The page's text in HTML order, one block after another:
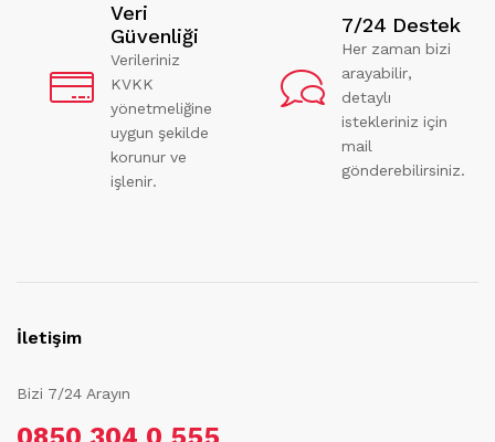
Veri
Güvenliği
Verileriniz
KVKK
yönetmeliğine
uygun şekilde
korunur ve
işlenir.
7/24 Destek
Her zaman bizi
arayabilir,
detaylı
istekleriniz için
mail
gönderebilirsiniz.
İletişim
Bizi 7/24 Arayın